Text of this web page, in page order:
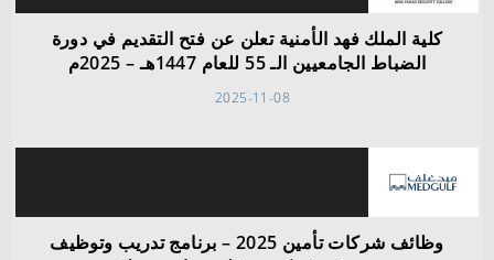
كلية الملك فهد الأمنية تعلن عن فتح التقديم في دورة
الضباط الجامعيين الـ 55 للعام 1447هـ – 2025م
2025-11-08
وظائف شركات تأمين 2025 – برنامج تدريب وتوظيف